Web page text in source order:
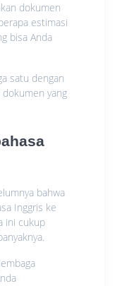
dokumen
estimasi
bisa Anda
satu dengan
yang
bahwa
Inggris ke
ini cukup